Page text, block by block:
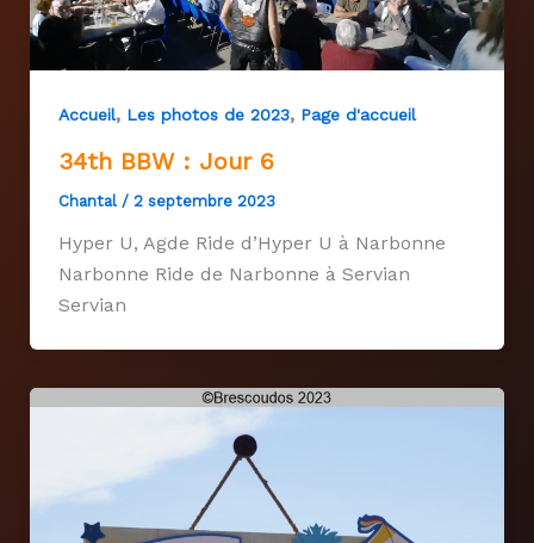
Accueil, Les photos de 2023, Page d'accueil
34th BBW : Jour 6
Chantal / 2 septembre 2023
Hyper U, Agde Ride d’Hyper U à Narbonne
Narbonne Ride de Narbonne à Servian
Servian